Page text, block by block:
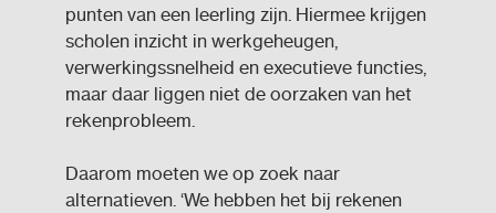
punten van een leerling zijn. Hiermee krijgen
scholen inzicht in werkgeheugen,
verwerkingssnelheid en executieve functies,
maar daar liggen niet de oorzaken van het
rekenprobleem.
Daarom moeten we op zoek naar
alternatieven. ‘We hebben het bij rekenen